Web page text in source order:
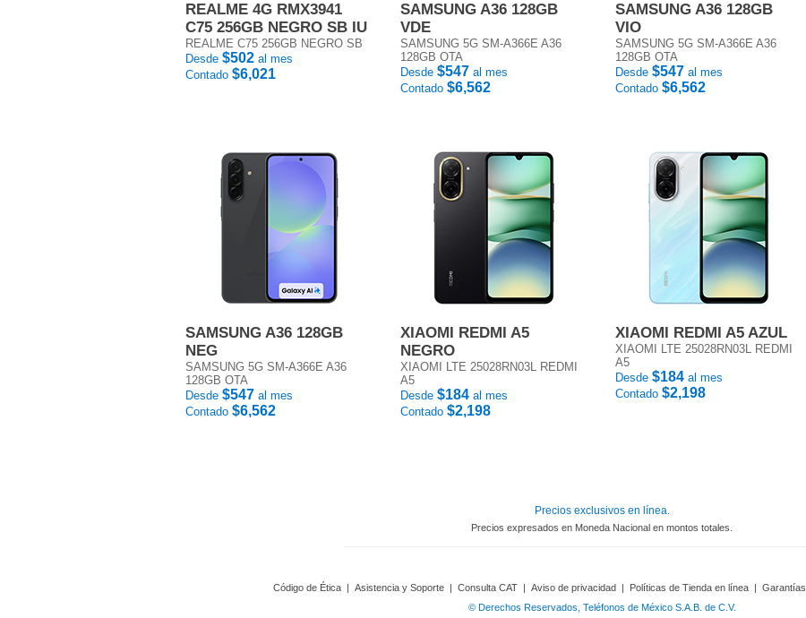
REALME 4G RMX3941
C75 256GB NEGRO SB IU
REALME C75 256GB NEGRO SB
Desde $502 al mes
Contado $6,021
SAMSUNG A36 128GB
VDE
SAMSUNG 5G SM-A366E A36
128GB OTA
Desde $547 al mes
Contado $6,562
SAMSUNG A36 128GB
VIO
SAMSUNG 5G SM-A366E A36
128GB OTA
Desde $547 al mes
Contado $6,562
SAMSUNG A36 128GB
NEG
SAMSUNG 5G SM-A366E A36
128GB OTA
Desde $547 al mes
Contado $6,562
XIAOMI REDMI A5
NEGRO
XIAOMI LTE 25028RN03L REDMI
A5
Desde $184 al mes
Contado $2,198
XIAOMI REDMI A5 AZUL
XIAOMI LTE 25028RN03L REDMI
A5
Desde $184 al mes
Contado $2,198
Precios exclusivos en línea.
Precios expresados en Moneda Nacional en montos totales.
Código de Ética | Asistencia y Soporte | Consulta CAT | Aviso de privacidad | Políticas de Tienda en línea | Garantías
© Derechos Reservados, Teléfonos de México S.A.B. de C.V.